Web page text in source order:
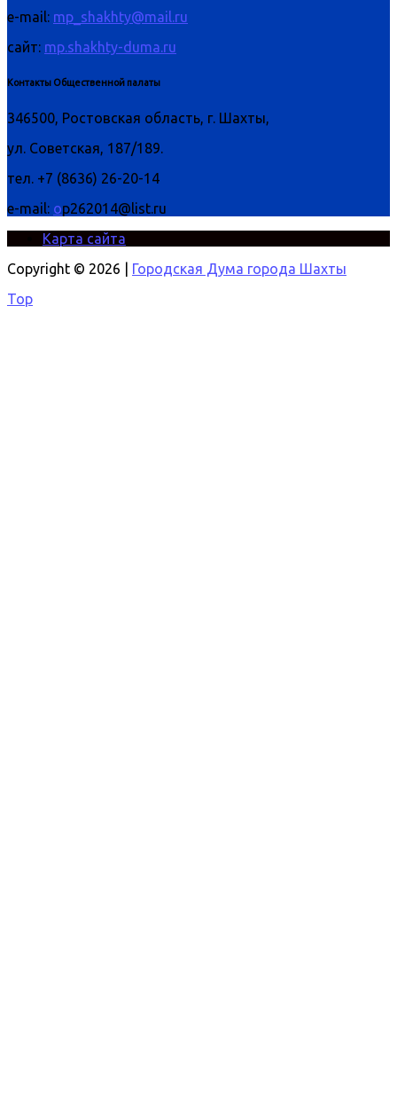
e-mail: mp_shakhty@mail.ru
сайт: mp.shakhty-duma.ru
Контакты Общественной палаты
346500, Ростовская область, г. Шахты,
ул. Советская, 187/189.
тел. +7 (8636) 26-20-14
e-mail: op262014@list.ru
Карта сайта
Copyright © 2026 |
Городская Дума города Шахты
Top